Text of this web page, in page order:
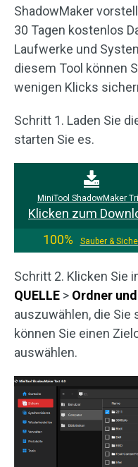
ShadowMaker
30 Tagen kostenlos
Laufwerke und
diesem Tool können
wenigen Klicks
Schritt 1. Laden Sie
starten Sie es.
MiniTool ShadowMaker
Klicken zum
100%
Sauber &
Schritt 2. Klicken Sie
QUELLE > Ordner
auszuwählen, die
können Sie einen
auswählen.